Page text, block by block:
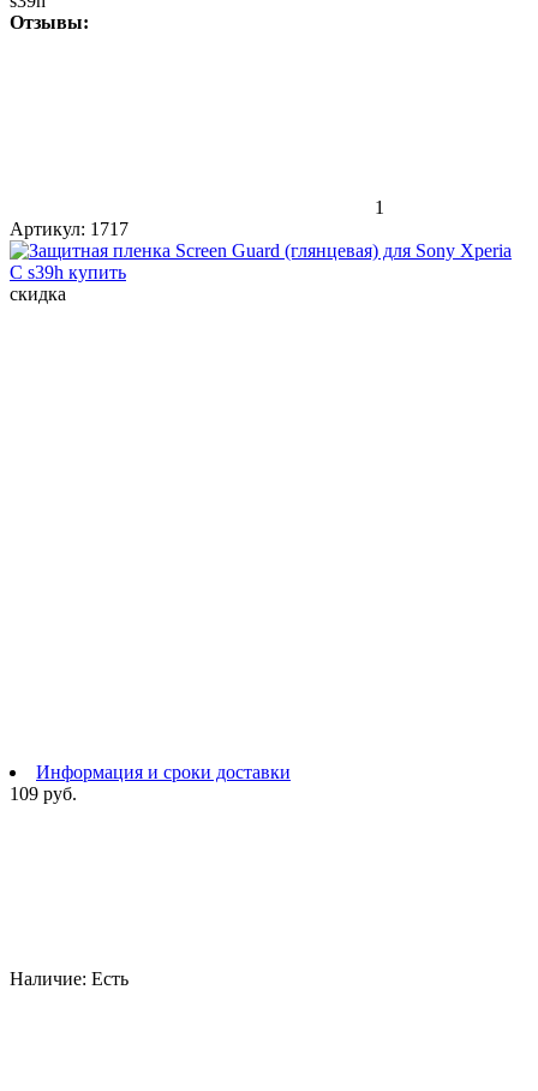
Отзывы:
1
Артикул: 1717
скидка
Информация и сроки доставки
109 руб.
Наличие: Есть